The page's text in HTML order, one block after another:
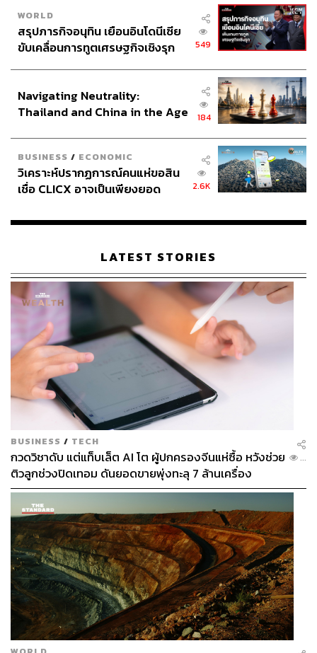
WORLD
สรุปภารกิจอนุทิน เยือนอินโดนีเซีย
ขับเคลื่อนการทูตเศรษฐกิจเชิงรุก
549
Navigating Neutrality:
Thailand and China in the Age
184
BUSINESS / ECONOMIC
วิเคราะห์ปรากฏการณ์คนแห่ขอสิน
เชื่อ CLICX อาจเป็นเพียงยอด
เรือนไทยที่ถูกซุกไว้
2.6K
LATEST STORIES
BUSINESS / TECH
กวดวิชาดับ แต่แท็บเล็ต AI โต ผู้ปกครองจีนแห่ซื้อ หวังช่วย
ติวลูกช่วงปิดเทอม ดันยอดขายพุ่งทะลุ 7 ล้านเครื่อง
...